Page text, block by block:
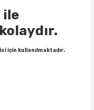
ile
için kullanılmaktadır.